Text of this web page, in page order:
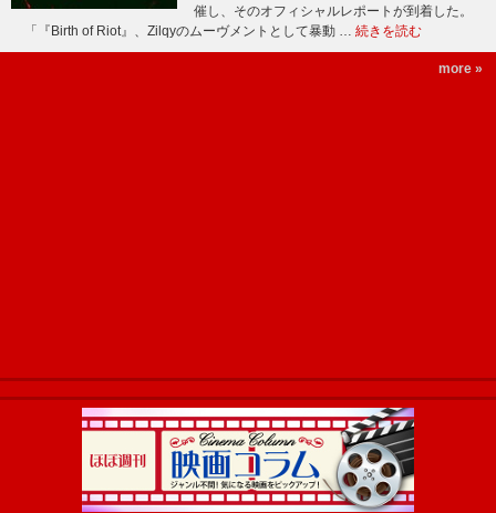
催し、そのオフィシャルレポートが到着した。
「『Birth of Riot』、Zilqyのムーヴメントとして暴動 … 続きを読む
more »